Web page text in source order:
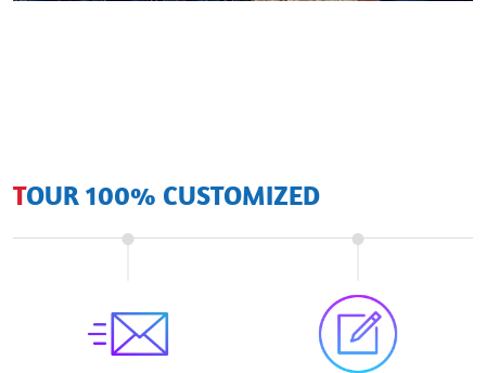
TOUR 100% CUSTOMIZED